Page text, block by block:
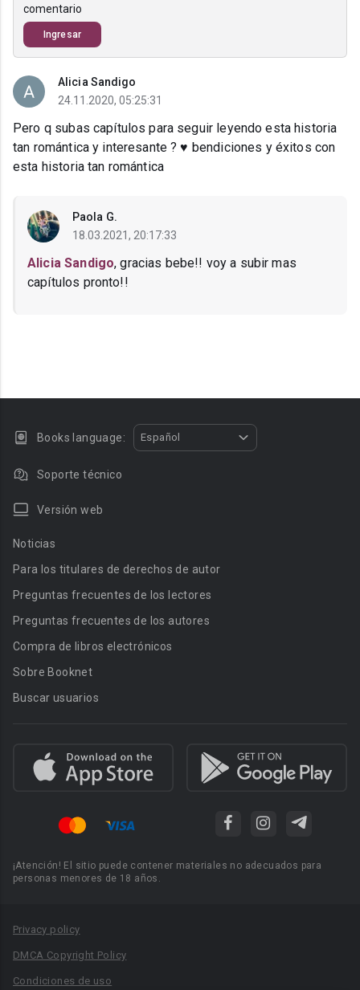
comentario
Ingresar
Alicia Sandigo
24.11.2020, 05:25:31
Pero q subas capítulos para seguir leyendo esta historia
tan romántica y interesante ? ♥️ bendiciones y éxitos con
esta historia tan romántica
Paola G.
18.03.2021, 20:17:33
Alicia Sandigo, gracias bebe!! voy a subir mas
capítulos pronto!!
Books language: Español
Soporte técnico
Versión web
Noticias
Para los titulares de derechos de autor
Preguntas frecuentes de los lectores
Preguntas frecuentes de los autores
Compra de libros electrónicos
Sobre Booknet
Buscar usuarios
¡Atención! El sitio puede contener materiales no adecuados para
personas menores de 18 años.
Privacy policy
DMCA Copyright Policy
Condiciones de uso